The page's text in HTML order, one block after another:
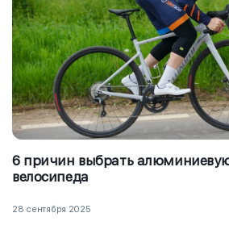
6 причин выбрать
велосипеда
28 сентября 2025